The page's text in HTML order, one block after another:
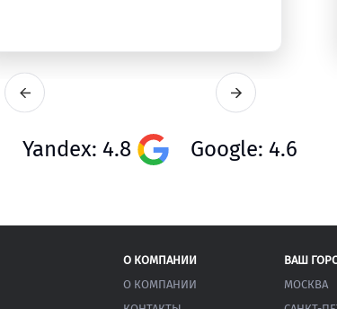
Yandex: 4.8 Google: 4.6
О КОМПАНИИ
О КОМПАНИИ
ВАШ
МОСКВА